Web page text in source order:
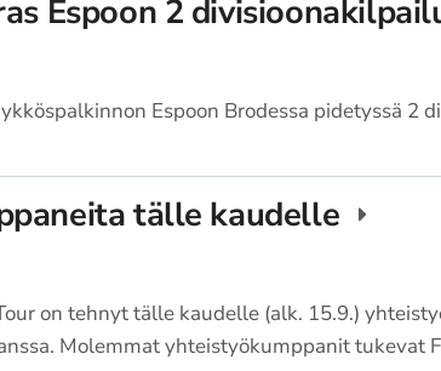
Espoon 2
Espoon Brodessa pidetyssä 2
tälle kaudelle
on tehnyt tälle kaudelle (alk. 15.9.)
Molemmat yhteistyökumppanit tukevat